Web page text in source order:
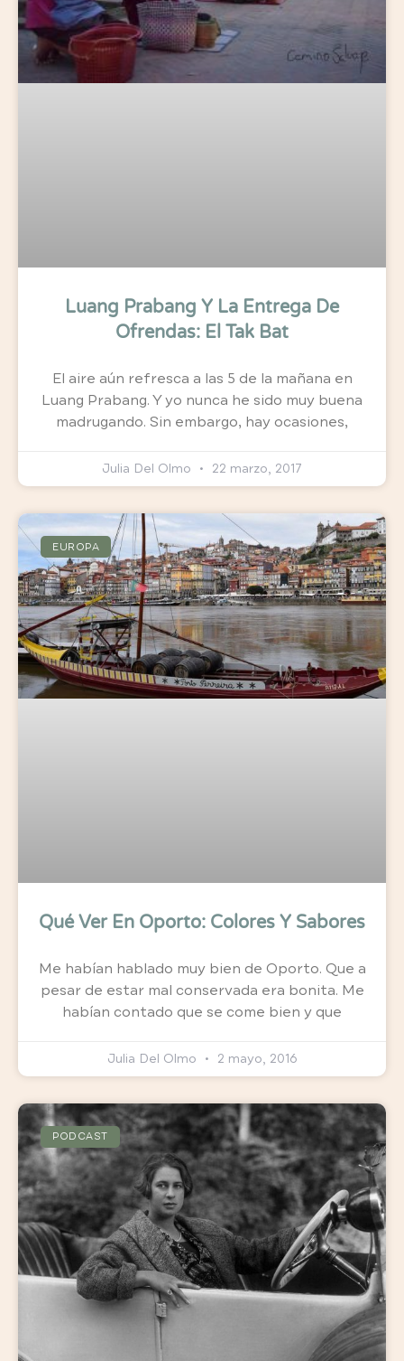
Luang Prabang Y La Entrega De
Ofrendas: El Tak Bat
El aire aún refresca a las 5 de la mañana en
Luang Prabang. Y yo nunca he sido muy buena
madrugando. Sin embargo, hay ocasiones,
Julia Del Olmo 22 marzo, 2017
EUROPA
Qué Ver En Oporto: Colores Y Sabores
Me habían hablado muy bien de Oporto. Que a
pesar de estar mal conservada era bonita. Me
habían contado que se come bien y que
Julia Del Olmo 2 mayo, 2016
PODCAST